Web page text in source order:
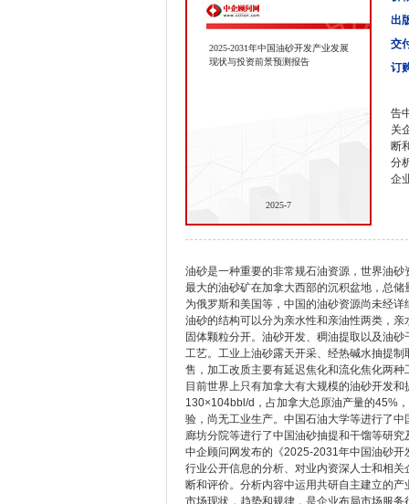
2025-2031年中国油砂开发产业发展
现状与投资前景预测报告
2025-7
出
交
订
告
关
断
分
企
油砂是一种重要的非常规石油资源，世界油
最大的油砂矿在加拿大西部的沉积盆地，总
为俄罗斯和美国等，中国的油砂资源尚未经详
油砂的结构可以分为亲水性和亲油性两类，
固体颗粒分开。油砂开发、稠油提取以及油
工艺。工业上油砂露天开采、经热碱水抽提
售，加工改质主要有延迟焦化和流化焦化两种
目前世界上只有加拿大有大规模的油砂开发
130×104bbl/d，占加拿大总原油产量的45%
验，尚无工业生产。中国石油大学等进行了
廊坊分院等进行了中国油砂抽提和干馏等研
中企顾问网发布的《2025-2031年中国油砂
行业公开信息的分析、对业内资深人士和相
断和评价。分析内容中运用共研自主建立的
市场现状，趋势和规律，是企业布局市场服